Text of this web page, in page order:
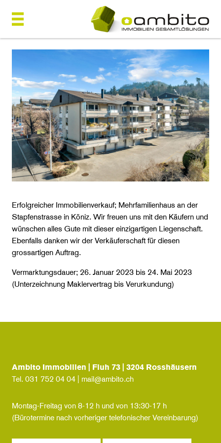
Erfolgreicher Immobilienverkauf; Mehrfamilienhaus an der
Stapfenstrasse in Köniz. Wir freuen uns mit den Käufern und
wünschen alles Gute mit dieser einzigartigen Liegenschaft.
Ebenfalls danken wir der Verkäuferschaft für diesen
grossartigen Auftrag.
Vermarktungsdauer; 26. Januar 2023 bis 24. Mai 2023
(Unterzeichnung Maklervertrag bis Verurkundung)
Ambito Immobilien | Fluh 73 | 3204 Rosshäusern
Tel. 031 752 04 04 mail@ambito.ch
Montag-Freitag von 8-12 h und von 13:30-17 h
(Bürotermine nach vorheriger telefonischer Vereinbarung)